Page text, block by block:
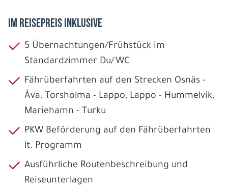
IM REISEPREIS INKLUSIVE
5 Übernachtungen/Frühstück im
Standardzimmer Du/WC
Fährüberfahrten auf den Strecken Osnäs -
Åva; Torsholma - Lappo; Lappo - Hummelvik;
Mariehamn - Turku
PKW Beförderung auf den Fährüberfahrten
lt. Programm
Ausführliche Routenbeschreibung und
Reiseunterlagen